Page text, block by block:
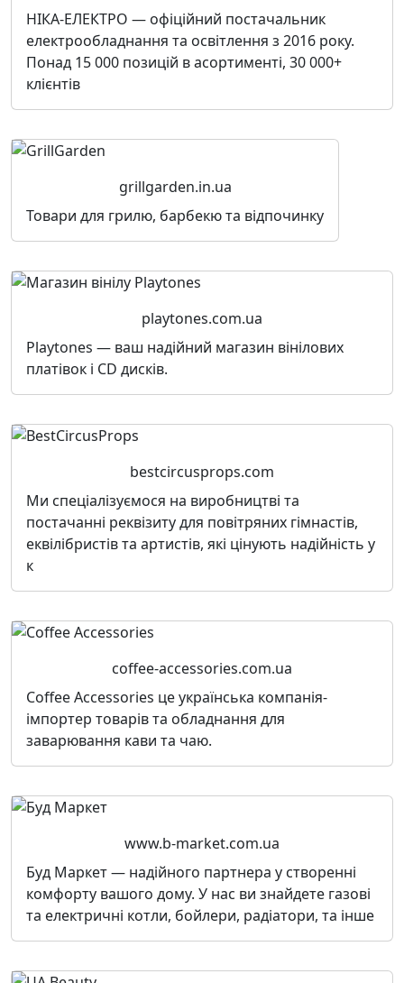
НІКА-ЕЛЕКТРО — офіційний постачальник
електрообладнання та освітлення з 2016 року.
Понад 15 000 позицій в асортименті, 30 000+
клієнтів
grillgarden.in.ua
Товари для грилю, барбекю та відпочинку
playtones.com.ua
Playtones — ваш надійний магазин вінілових
платівок і CD дисків.
bestcircusprops.com
Ми спеціалізуємося на виробництві та
постачанні реквізиту для повітряних гімнастів,
еквілібристів та артистів, які цінують надійність у
к
coffee-accessories.com.ua
Сoffee Accessories це українська компанія-
імпортер товарів та обладнання для
заварювання кави та чаю.
www.b-market.com.ua
Буд Маркет — надійного партнера у створенні
комфорту вашого дому. У нас ви знайдете газові
та електричні котли, бойлери, радіатори, та інше